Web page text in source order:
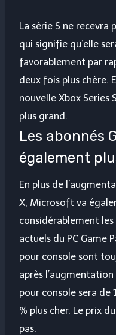
La série S ne recevra
qui signifie qu’elle
favorablement par
deux fois plus chère.
nouvelle Xbox Series
plus grand.
Les abonnés
également
En plus de
X, Microsoft va
considérablement les
actuels du PC Game
pour console sont
après l’augmentation
pour console sera de
% plus cher. Le prix
pas.